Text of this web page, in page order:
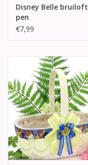
Disney Belle bruiloft
pen
€7,99